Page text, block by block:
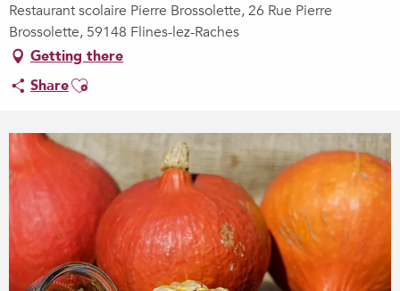
Restaurant scolaire Pierre Brossolette, 26 Rue Pierre
Brossolette, 59148 Flines-lez-Raches
Getting there
ShareAjouter aux favoris